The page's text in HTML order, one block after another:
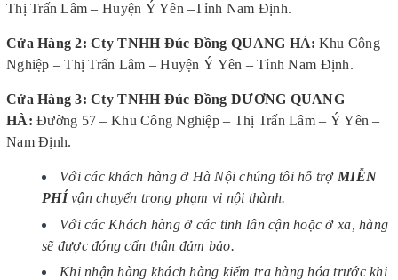
Thị Trấn Lâm – Huyện Ý Yên –Tỉnh Nam Định.
Cửa Hàng 2: Cty TNHH Đúc Đồng QUANG HÀ: Khu Công
Nghiệp – Thị Trấn Lâm – Huyện Ý Yên – Tỉnh Nam Định.
Cửa Hàng 3: Cty TNHH Đúc Đồng DƯƠNG QUANG
HÀ: Đường 57 – Khu Công Nghiệp – Thị Trấn Lâm – Ý Yên –
Nam Định.
Với các khách hàng ở Hà Nội chúng tôi hỗ trợ MIỄN
PHÍ vận chuyển trong phạm vi nội thành.
Với các Khách hàng ở các tỉnh lân cận hoặc ở xa, hàng
sẽ được đóng cẩn thận đảm bảo.
Khi nhận hàng khách hàng kiểm tra hàng hóa trước khi